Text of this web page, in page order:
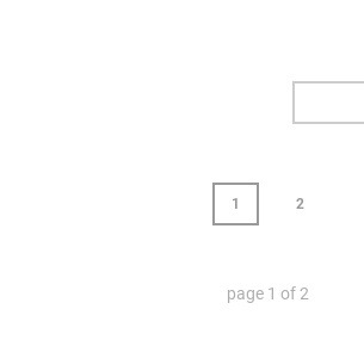
1 2
page 1 of 2